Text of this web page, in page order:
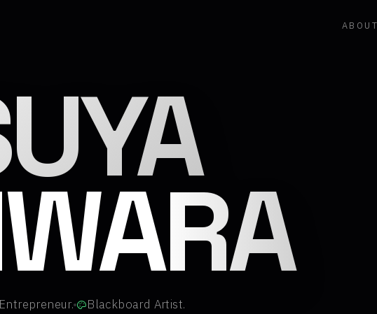
ABOUT
也（
Entrepreneur. Blackboard Artist.